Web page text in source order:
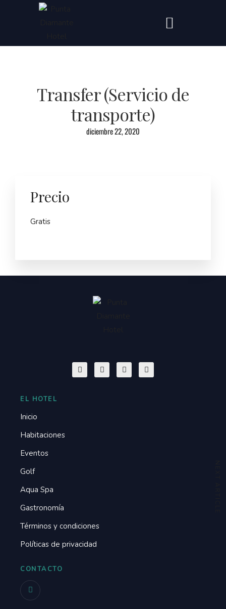
Transfer (Servicio de
transporte)
diciembre 22, 2020
Precio
Gratis
EL HOTEL
Inicio
Habitaciones
Eventos
Golf
Aqua Spa
Gastronomía
Términos y condiciones
Políticas de privacidad
CONTACTO